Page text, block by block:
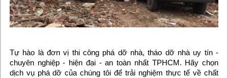
Tự hào là đơn vị thi công phá dỡ nhà, tháo dỡ nhà uy tín -
chuyên nghiệp - hiện đại - an toàn nhất TPHCM. Hãy chọn
dịch vụ phá dỡ của chúng tôi để trải nghiệm thực tế về chất